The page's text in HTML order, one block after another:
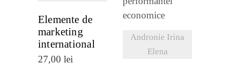
Elemente de
marketing
international
27,00 lei
Andronie Irina
Elena
DETALII